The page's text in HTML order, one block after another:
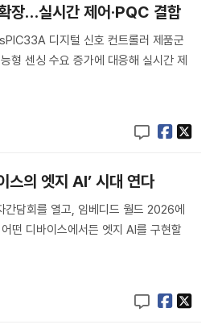
장…실시간 제어·PQC 결합
디지털 신호 컨트롤러 제품군
형 센싱 수요 증가에 대응해 실시간 제
의 엣지 AI’ 시대 연다
담회를 열고, 임베디드 월드 2026에
떤 디바이스에서든 엣지 AI를 구현할